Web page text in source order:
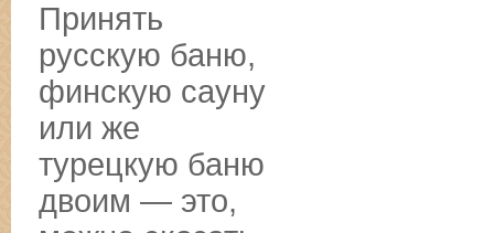
Принять
русскую баню,
финскую сауну
или же
турецкую баню
двоим — это,